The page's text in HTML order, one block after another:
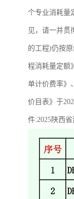
个专业消耗量
见，请一并贯
的工程)仍按
程消耗量定额
单计价费率》
价目表》于
件:2025陕西